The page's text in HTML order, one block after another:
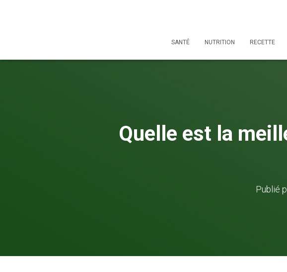
SANTÉ NUTRITION RECETTE
Quelle est la
Publié